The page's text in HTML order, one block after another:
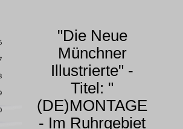
"Die Neue
Münchner
Illustrierte" -
Titel: "
(DE)MONTAGE
- Im Ruhrgebiet